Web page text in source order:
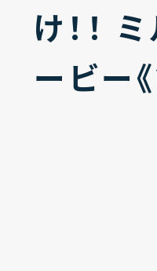
け！！
ービー